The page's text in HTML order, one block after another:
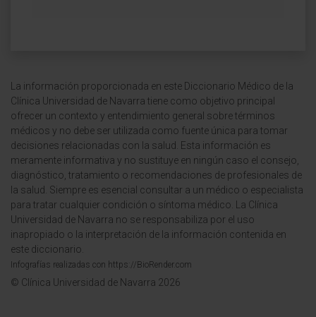
La información proporcionada en este Diccionario Médico de la
Clínica Universidad de Navarra tiene como objetivo principal
ofrecer un contexto y entendimiento general sobre términos
médicos y no debe ser utilizada como fuente única para tomar
decisiones relacionadas con la salud. Esta información es
meramente informativa y no sustituye en ningún caso el consejo,
diagnóstico, tratamiento o recomendaciones de profesionales de
la salud. Siempre es esencial consultar a un médico o especialista
para tratar cualquier condición o síntoma médico. La Clínica
Universidad de Navarra no se responsabiliza por el uso
inapropiado o la interpretación de la información contenida en
este diccionario.
Infografías realizadas con https://BioRender.com
© Clínica Universidad de Navarra 2026